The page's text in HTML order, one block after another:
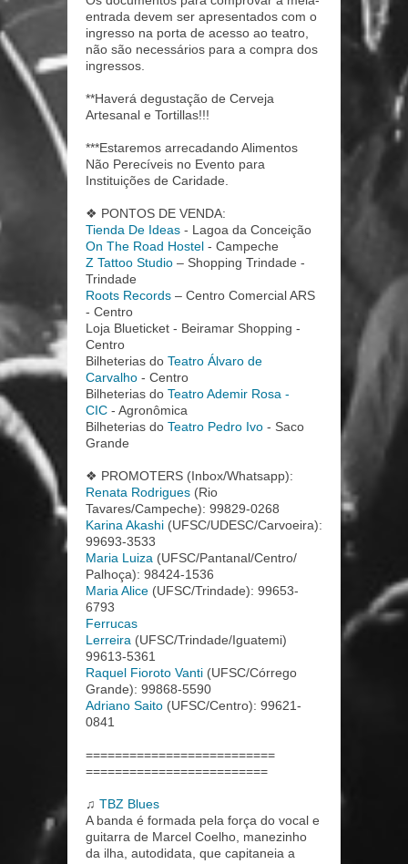
entrada devem ser apresentados com o
ingresso na porta de acesso ao teatro,
não são necessários para a compra dos
ingressos.
**Haverá degustação de Cerveja
Artesanal e Tortillas!!!
***Estaremos arrecadando Alimentos
Não Perecíveis no Evento para
Instituições de Caridade.
❖ PONTOS DE VENDA:
Tienda De Ideas - Lagoa da Conceição
On The Road Hostel - Campeche
Z Tattoo Studio – Shopping Trindade -
Trindade
Roots Records – Centro Comercial ARS
- Centro
Loja Blueticket - Beiramar Shopping -
Centro
Bilheterias do Teatro Álvaro de
Carvalho - Centro
Bilheterias do Teatro Ademir Rosa -
CIC - Agronômica
Bilheterias do Teatro Pedro Ivo - Saco
Grande
❖ PROMOTERS (Inbox/Whatsapp):
Renata Rodrigues (Rio
Tavares/Campeche): 99829-0268
Karina Akashi (UFSC/UDESC/Carvoeira):
99693-3533
Maria Luiza (UFSC/Pantanal/Centro/
Palhoça): 98424-1536
Maria Alice (UFSC/Trindade): 99653-
6793
Ferrucas
Lerreira (UFSC/Trindade/Iguatemi)
99613-5361
Raquel Fioroto Vanti (UFSC/Córrego
Grande): 99868-5590
Adriano Saito (UFSC/Centro): 99621-
0841
==========================
=========================
♫ TBZ Blues
A banda é formada pela força do vocal e
guitarra de Marcel Coelho, manezinho
da ilha, autodidata, que capitaneia a